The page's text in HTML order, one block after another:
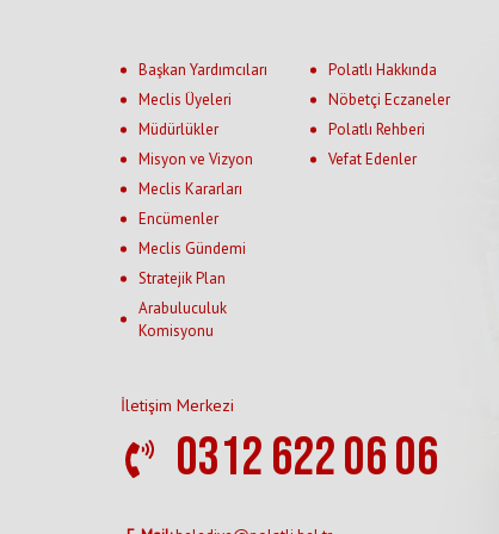
Başkan Yardımcıları
Meclis Üyeleri
Müdürlükler
Misyon ve Vizyon
Meclis Kararları
Encümenler
Meclis Gündemi
Stratejik Plan
Arabuluculuk
Komisyonu
Polatlı Hakkında
Nöbetçi Eczaneler
Polatlı Rehberi
Vefat Edenler
İletişim Merkezi
0312 622 06 06